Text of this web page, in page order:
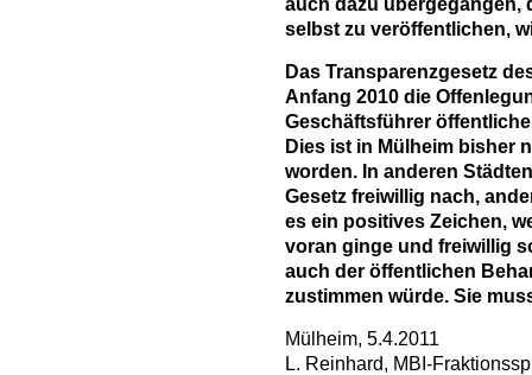
auch dazu übergegangen,
selbst zu veröffentlichen,
Das Transparenzgesetz
Anfang 2010 die
Geschäftsführer
Dies ist in Mülheim bisher
worden. In anderen
Gesetz freiwillig nach,
es ein positives Zeichen,
voran ginge und freiwillig
auch der öffentlichen
zustimmen würde. Sie
Mülheim, 5.4.2011
L. Reinhard, MBI-